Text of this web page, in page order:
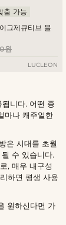
그제큐티브 블
춤 가능
원
LUCLEON
니다. 어떤 종
마나 캐주얼한
은 시대를 초월
수 있습니다.
, 매우 내구성
하면 평생 사용
원하신다면 가